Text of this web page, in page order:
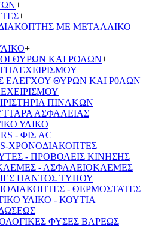
+
+
ΜΕ ΜΕΤΑΛΛΙΚΟ
+
ΘΥΡΩΝ ΚΑΙ ΡΟΛΩΝ+
ΕΛΕΓΧΟΥ ΘΥΡΩΝ ΚΑΙ Ρ0ΛΩΝ
ΠΙΝΑΚΩΝ
ΑΣΦΑΛΕΙΑΣ
ΥΛΙΚΟ+
- ΦΙΣ AC
ΧΡΟΝΟΔΙΑΚΟΠΤΕΣ
- ΠΡΟΒΟΛΕΙΣ ΚΙΝΗΣΗΣ
- ΑΣΦΑΛΕΙΟΚΛΕΜΕΣ
ΠΑΝΤΟΣ ΤΥΠΟΥ
- ΘΕΡΜΟΣΤΑΤΕΣ
ΥΛΙΚΟ - ΚΟΥΤΙΑ
ΦΥΣΕΣ ΒΑΡΕΩΣ